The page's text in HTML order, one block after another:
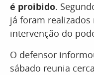
é proibido.
já foram realizados
intervenção do
O defensor
sábado reunia